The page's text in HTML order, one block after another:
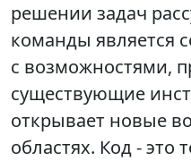
решении задач
команды является
с возможностями,
существующие
открывает новые
областях. Код - это